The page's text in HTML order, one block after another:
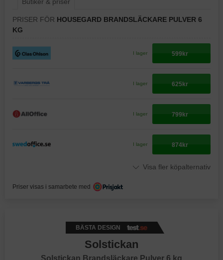
PRISER FÖR HOUSEGARD BRANDSLÄCKARE PULVER 6
KG
I lager 599kr
I lager 625kr
I lager 799kr
I lager 874kr
Visa fler köpalternativ
Priser visas i samarbete med
BÄSTA DESIGN
Solstickan